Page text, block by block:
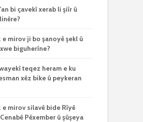
bi çavekî xerab li şiîr û
e mirov ji bo şanoyê şekl û
biguherîne?
teqez heram e ku
xêz bike û peykeran
e mirov silavê bide Rîyê
Pêxember û şûşeya